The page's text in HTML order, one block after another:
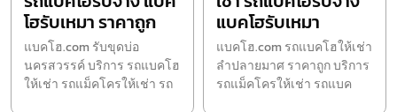
โฮรับเหมา ราคาถูก
แบคโฮ.com รับขุดบ่อ
นครสวรรค์ บริการ รถแบคโฮ
ให้เช่า รถแม็คโครให้เช่า รถ
แบคโฮรับเหมา
แบคโฮ.com รถแบคโฮให้เช่า
ลำปลายมาศ ราคาถูก บริการ
รถแม็คโครให้เช่า รถแบค